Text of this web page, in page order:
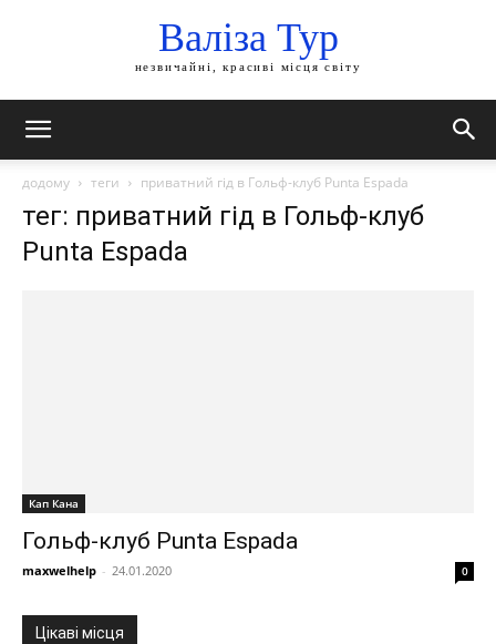
Валіза Тур
незвичайні, красиві місця світу
додому теги приватний гід в Гольф-клуб Punta Espada
тег: приватний гід в Гольф-клуб
Punta Espada
Кап Кана
Гольф-клуб Punta Espada
maxwelhelp - 24.01.2020 0
Цікаві місця